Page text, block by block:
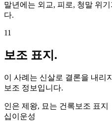
말년에는 외교, 피로, 청말 위
다.
11
보조 표지.
이 사례는 신살로 결론을 내리
보조 정보입니다.
인은 제왕, 묘는 건록 보조 표지
십이운성